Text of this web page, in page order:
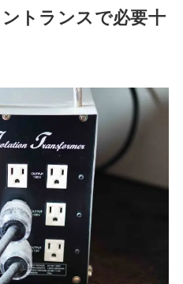
トランスで必要十